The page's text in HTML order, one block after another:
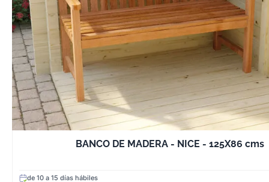
BANCO DE MADERA - NICE - 125X86 cms
de 10 a 15 días hábiles